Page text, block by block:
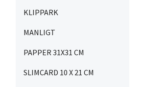
KLIPPARK
MANLIGT
PAPPER 31X31 CM
SLIMCARD 10 X 21 CM